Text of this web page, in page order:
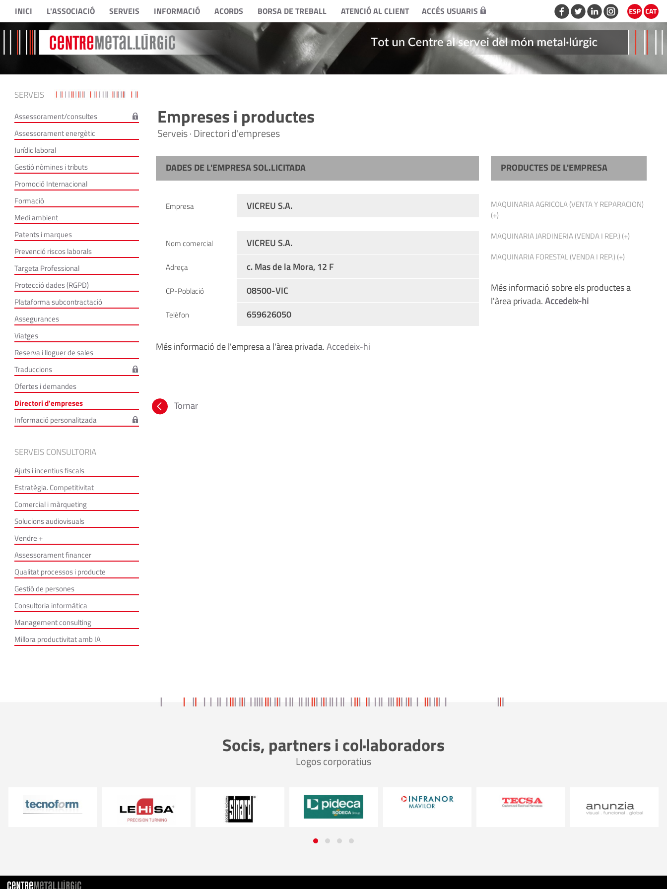
INICI L'ASSOCIACIÓ SERVEIS INFORMACIÓ ACORDS BORSA DE TREBALL ATENCIÓ AL CLIENT ACCÉS USUARIS
SERVEIS
Assessorament/consultes
Assessorament energètic
Jurídic laboral
Gestió nòmines i tributs
Promoció Internacional
Formació
Medi ambient
Patents i marques
Prevenció riscos laborals
Targeta Professional
Protecció dades (RGPD)
Plataforma subcontractació
Assegurances
Viatges
Reserva i lloguer de sales
Traduccions
Ofertes i demandes
Directori d'empreses
Informació personalitzada
SERVEIS CONSULTORIA
Ajuts i incentius fiscals
Estratègia. Competitivitat
Comercial i màrqueting
Solucions audiovisuals
Vendre +
Assessorament financer
Qualitat processos i producte
Gestió de persones
Consultoria informàtica
Management consulting
Millora productivitat amb IA
Empreses i productes
Serveis · Directori d'empreses
DADES DE L'EMPRESA SOL.LICITADA
Empresa VICREU S.A.
Nom comercial VICREU S.A.
Adreça c. Mas de la Mora, 12 F
CP-Població 08500-VIC
Telèfon 659626050
Més informació de l'empresa a l'àrea privada.Accedeix-hi
PRODUCTES DE L'EMPRESA
MAQUINARIA AGRICOLA (VENTA Y REPARACION)
(+)
MAQUINARIA JARDINERIA (VENDA I REP.) (+)
MAQUINARIA FORESTAL (VENDA I REP.) (+)
Més informació sobre els productes a
l'àrea privada.Accedeix-hi
Tornar
Socis, partners i col·laboradors
Logos corporatius